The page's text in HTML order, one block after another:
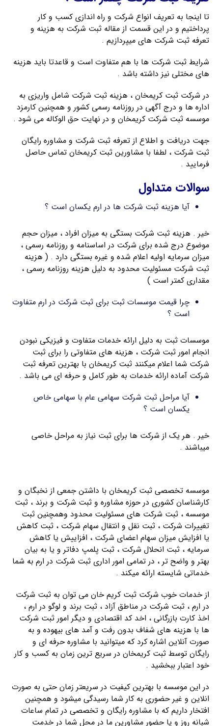
تا اینجا به تعریف انواع شرکت و راه اندازی کسب و کار
پرداختیم و در این قسمت از مقاله ثبت شرکت به هزینه و
تعرفه ثبت شرکت های میپردازیم .
شرایط ثبت شرکت ها با هم متفاوت است و قاعدتا باید هزینه
های مختلی نیز داشته باشد .
در شرکت ثبت کریمخان ، هزینه ثبت شرکت شامل واریزی به
اداره ها و درج آگهی در روزنامه رسمی کشور و همچنین کارمزد
موسسه ثبت شرکت کریمخان و در نهایت حق الوکاله می شود .
جهت دریافت و اطلاع از تعرفه ثبت شرکت و مشاوره رایگان
ثبت شرکت ، لطفا با مشاورین ثبت کریمخان تماس حاصل
فرمایید .
سوالات متداول
آیا هزینه ثبت شرکت ها در ارم یکسان است ؟
خیر . هزینه ثبت شرکت بستگی به میزان افراد ، میزان حجم
موضوع درج شده برای شرکت در اساسنامه و روزنامه رسمی ،
میزان سرمایه اولیه اعلام شده و غیره بستگی دارد . ( هزینه
ثبت شرکت مسئولیت محدود به دلیل هزینه روزنامه رسمی ،
مقداری کمتر است )
چرا قیمت موسسات ثبت برای ثبت شرکت در ارم متفاوت
است ؟
موسسات ثبت به دلیل ارائه خدمات متفاوت و فیزیکی نبودن
انجام امور ثبت شرکت ، هزینه های متفاوتی را برای ثبت
شرکت شما اعلام میکنند ثبت کریمخان با بهترین تعرفه ثبت
شرکت آماده ارائه خدمات به طور کامل و حرفه ای می باشد .
آیا مراحل ثبت شرکت سهامی عام با سهامی خاص
یکسان است ؟
خیر . هر یک از شرکت ها برای ثبت نیاز به مراحل خاصی
میباشند .
موسسه تخصصی ثبت کریمخان با داشتن جمعی از نخبگان و
کارشناسان کشوری در حوزه مشاوره و ثبت شرکت و برند ، ثبت
موسسه ، ثبت شرکت های مسئولیت محدود وهمچنین ثبت
تغییرات شرکت ، ثبت نقل و انتقال سهام شرکت ، ثبت کاهش
یا افزایش میزان سهام اعضای شرکت ، افزاییش یا کاهش
سرمایه ، ثبت انحلال شرکت ، ثبت پلمپ دفاتر و یا به بیان
بهتر و واضح تر ، در تمامی امور اداری ثبت شرکت در ارم به شما
خدماتی شایسته ارائه میکند .
از خدمات خوب شرکت ثبت کریم خان می توان به ثبت شرکت
در ارم ، ثبت شرکت در مناطق آزاد ، ثبت برند و لوگو در ارم ،
اخذ کارت بازرگانی ، اخد کد اقتصادی و دیگر امور ثبت شرکت
ها با هزینه های شفاف بدون رفت و آمد های بیهوده و به
صورت آنلاین اشاره کرد که میتوانید با مشاوره حرفه ای و
رایگان توسط ثبت کریمخان در سریع ترین زمان به کسب و کار
خود اعتبار ببخشید .
در این موسسه با بهترین کیفیت در سریعتر زمان حتی به صورت
انلاین و غیر حضوری به کار شما رسیدگی میشود و همچنین
افتخار داریم که با مشاوره رایگان و تخصصی در تمام ساعات
شبانه روز و یا حضور مشاورین ما در محل شما در خدمت